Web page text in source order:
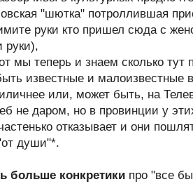
"шютка" потроллившая
руки кто пришел сюда с
руки),
мы теперь и знаем сколько тут
известные и малоизвестные
или, может быть, на
не даром, но в провинции у
отказывает и они
души"*.
больше конкретики про "все